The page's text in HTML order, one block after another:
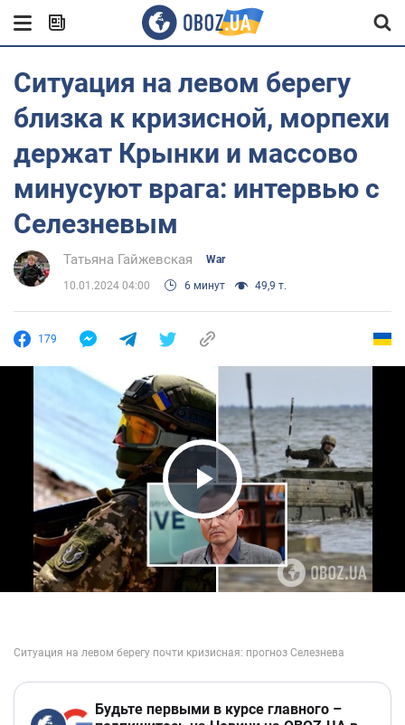
Ситуация на левом берегу
близка к кризисной, морпехи
держат Крынки и массово
минусуют врага: интервью с
Селезневым
Татьяна Гайжевская War
10.01.2024 04:00 6 минут 49,9 т.
179
Play Video
Будьте первыми в курсе главного –